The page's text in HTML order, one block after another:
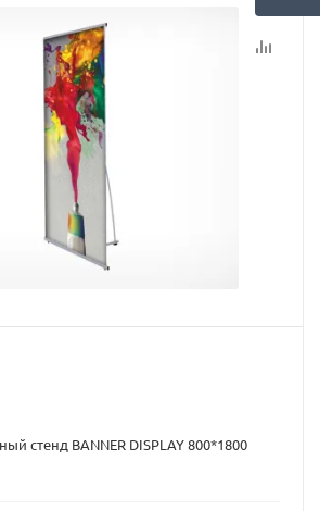
стенд BANNER DISPLAY 800*1800